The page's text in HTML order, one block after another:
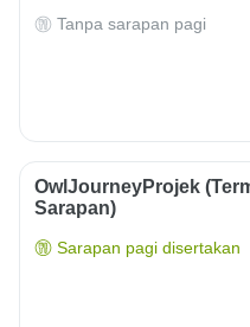
Tanpa sarapan pagi
OwlJourneyProjek
Sarapan)
Sarapan pagi disertakan